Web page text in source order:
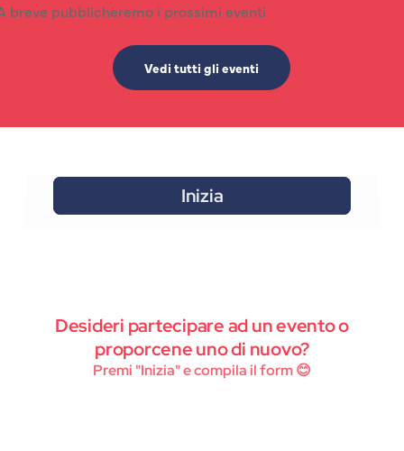
breve pubblicheremo i prossimi eventi
Vedi tutti gli eventi